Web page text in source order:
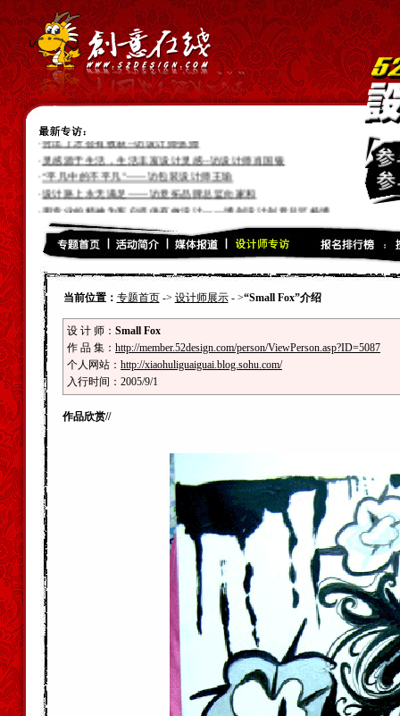
·付出了才会有收获--访设计师张帅
灵感源于生活，生活丰富设计灵感--访设计师肖国银
·“平凡中的不平凡”——访包装设计师王瑜
设计路上永无满足——访意拓品牌总监向家和
用专业的精神为客户提供有效设计——博创设计创意总监杨博
表现真实的自己——访平面设计师于茂秀
设计带来的快乐和人生飞跃——访品牌设计师、策划师曲壹峰
张洪科的品牌设计十年路——访平面设计师张洪科
·专业,专注--访设计师:伍卫平
引导用户追求更高的潮流时尚风向标--访互动设计师“谢荣光”
·朝着光的方向就会到达目的地--访插画设计师“Tonyc”
·好的设计需要好的沟通--访设计师“徐国君”
·我不会永远渺小--访设计师“小肆”
灵感来源与勤奋的获取--访插画设计师“赵悦”
·寂寞行走，奇幻旅程--插画设计师“大卫卡森”
当前位置： 专题首页-> 设计师展示- >“Small Fox”介绍
设 计 师： Small Fox
作 品 集： http://member.52design.com/person/ViewPerson.asp?ID=5087
个人网站： http://xiaohuliguaiguai.blog.sohu.com/
入行时间：2005/9/1
作品欣赏//